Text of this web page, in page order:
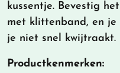
kussentje. Bevestig
met klittenband, en
je niet snel kwijtraakt.
Productkenmerken: